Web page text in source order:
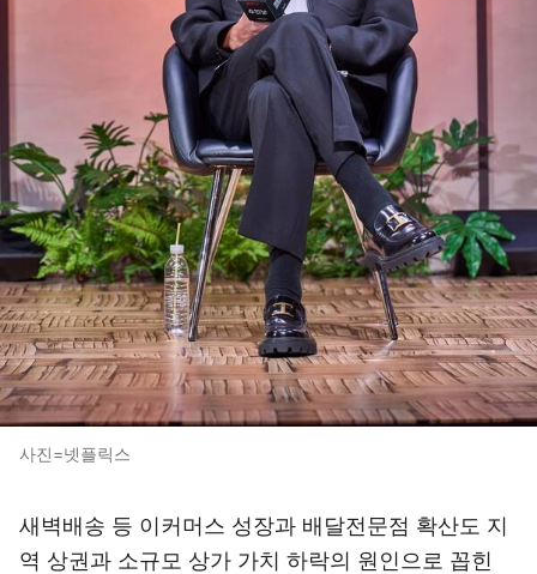
사진=넷플릭스
새벽배송 등 이커머스 성장과 배달전문점 확산도 지
역 상권과 소규모 상가 가치 하락의 원인으로 꼽힌